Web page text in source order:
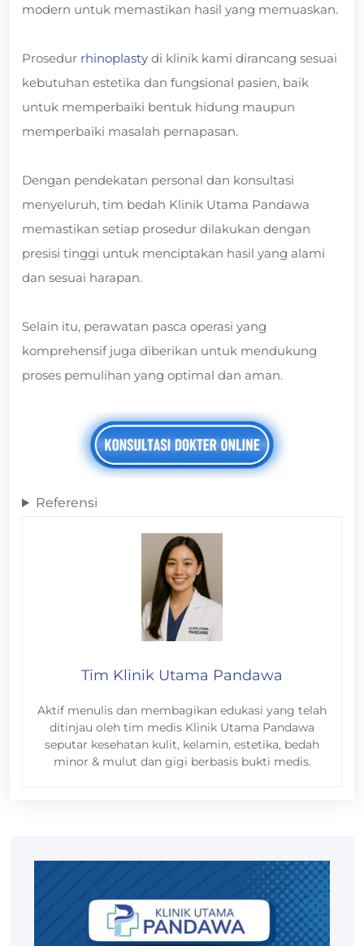
modern untuk memastikan hasil yang memuaskan.
Prosedur rhinoplasty di klinik kami dirancang sesuai
kebutuhan estetika dan fungsional pasien, baik
untuk memperbaiki bentuk hidung maupun
memperbaiki masalah pernapasan.
Dengan pendekatan personal dan konsultasi
menyeluruh, tim bedah Klinik Utama Pandawa
memastikan setiap prosedur dilakukan dengan
presisi tinggi untuk menciptakan hasil yang alami
dan sesuai harapan.
Selain itu, perawatan pasca operasi yang
komprehensif juga diberikan untuk mendukung
proses pemulihan yang optimal dan aman.
Referensi
Tim Klinik Utama Pandawa
Aktif menulis dan membagikan edukasi yang telah
ditinjau oleh tim medis Klinik Utama Pandawa
seputar kesehatan kulit, kelamin, estetika, bedah
minor & mulut dan gigi berbasis bukti medis.